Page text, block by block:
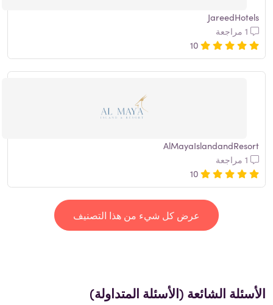
JareedHotels
10
AlMayaIslandandResort
10
عرض كل شيء من هذا التصنيف
الأسئلة الشائعة (الأسئلة المتداولة)